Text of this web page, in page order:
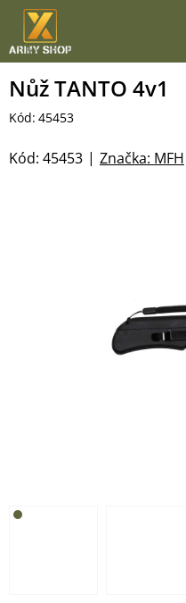
Přejít
obsah
Nůž TANTO 4v1
Kód: 45453
Značka: MFH
Kód: 45453